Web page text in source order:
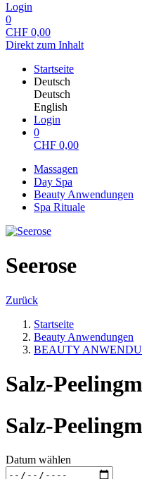
Login
0
CHF 0,00
Direkt zum Inhalt
Startseite
Deutsch
Deutsch
English
Login
0
CHF 0,00
Massagen
Day Spa
Beauty Anwendungen
Spa Rituale
Seerose
Zurück
Startseite
Beauty Anwendungen
BEAUTY
Salz-
Salz-
Datum wählen